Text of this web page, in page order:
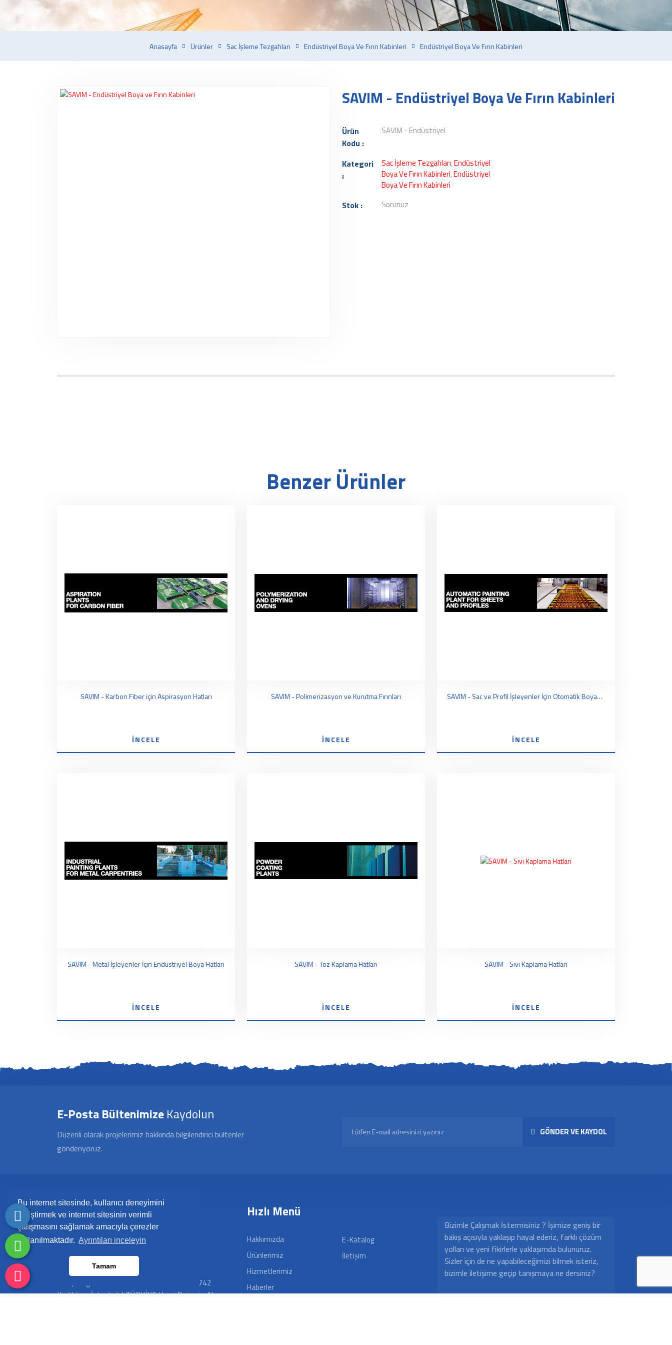
Bu internet sitesinde, kullanıcı deneyimini
geliştirmek ve internet sitesinin verimli
çalışmasını sağlamak amacıyla çerezler
kullanılmaktadır. Ayrıntıları inceleyin
Tamam
Anasayfa Ürünler Sac İşleme Tezgahları Endüstriyel Boya Ve Fırın Kabinleri Endüstriyel Boya Ve Fırın Kabinleri
SAVIM - Endüstriyel Boya Ve Fırın Kabinleri
Ürün
Kodu :
SAVIM - Endüstriyel
Kategori
:
Sac İşleme Tezgahları,Endüstriyel
Boya Ve Fırın Kabinleri,Endüstriyel
Boya Ve Fırın Kabinleri
Stok : Sorunuz
Benzer Ürünler
SAVIM - Karbon Fiber için Aspirasyon Hatları
İNCELE
SAVIM - Polimerizasyon ve Kurutma Fırınları
İNCELE
SAVIM - Sac ve Profil İşleyenler İçin Otomatik Boyama Hatları
İNCELE
SAVIM - Metal İşleyenler İçin Endüstriyel Boya Hatları
İNCELE
SAVIM - Toz Kaplama Hatları
İNCELE
SAVIM - Sıvı Kaplama Hatları
İNCELE
E-Posta BültenimizeKaydolun
Düzenli olarak projelerimiz hakkında bilgilendirici bültenler
gönderiyoruz.
GÖNDER VE KAYDOL
Bir sorunuz mu var? Bizi arayın.
+90 (216) 266 66 12
İletişim Bilgileri
Kozyatağı Mah. Gülbahar Sk. No:13/10 34742
Kadıköy - İstanbul / TÜRKİYE Vergi Dairesi - No:
Hızlı Menü
Hakkımızda
Ürünlerimiz
Hizmetlerimiz
Haberler
E-Katalog
İletişim
Bizimle Çalışmak İstermisiniz ? İşimize geniş bir
bakış açısıyla yaklaşıp hayal ederiz, farklı çözüm
yolları ve yeni fikirlerle yaklaşımda bulunuruz.
Sizler için de ne yapabileceğimizi bilmek isteriz,
bizimle iletişime geçip tanışmaya ne dersiniz?